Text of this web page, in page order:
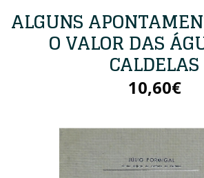
ALGUNS
O VALOR DAS
CALDELAS
10,60€